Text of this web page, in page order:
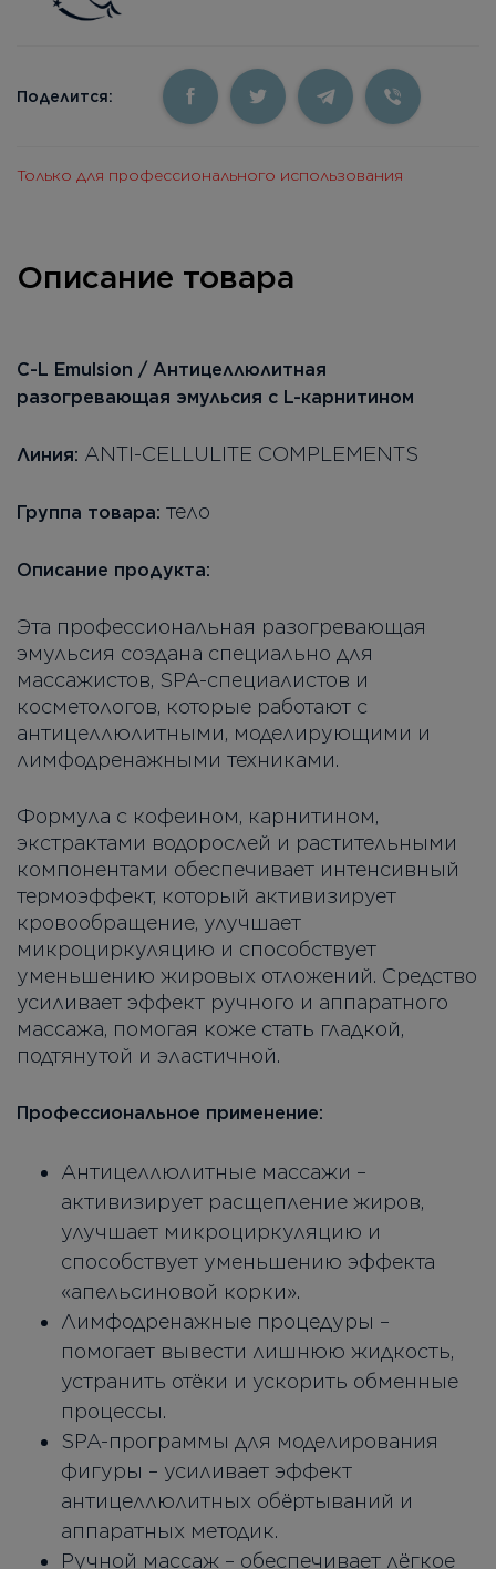
Поделится:
Только для профессионального использования
Описание товара
C-L Emulsion / Антицеллюлитная
разогревающая эмульсия с L-карнитином
Линия: ANTI-CELLULITE COMPLEMENTS
Группа товара: тело
Описание продукта:
Эта профессиональная разогревающая
эмульсия создана специально для
массажистов, SPA-специалистов и
косметологов, которые работают с
антицеллюлитными, моделирующими и
лимфодренажными техниками.
Формула с кофеином, карнитином,
экстрактами водорослей и растительными
компонентами обеспечивает интенсивный
термоэффект, который активизирует
кровообращение, улучшает
микроциркуляцию и способствует
уменьшению жировых отложений. Средство
усиливает эффект ручного и аппаратного
массажа, помогая коже стать гладкой,
подтянутой и эластичной.
Профессиональное применение:
Антицеллюлитные массажи –
активизирует расщепление жиров,
улучшает микроциркуляцию и
способствует уменьшению эффекта
«апельсиновой корки».
Лимфодренажные процедуры –
помогает вывести лишнюю жидкость,
устранить отёки и ускорить обменные
процессы.
SPA-программы для моделирования
фигуры – усиливает эффект
антицеллюлитных обёртываний и
аппаратных методик.
Ручной массаж – обеспечивает лёгкое